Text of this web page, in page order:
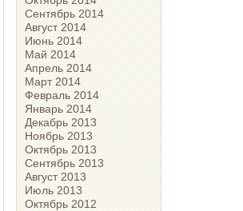
Сентябрь 2014
Август 2014
Июнь 2014
Май 2014
Апрель 2014
Март 2014
Февраль 2014
Январь 2014
Декабрь 2013
Ноябрь 2013
Октябрь 2013
Сентябрь 2013
Август 2013
Июль 2013
Октябрь 2012